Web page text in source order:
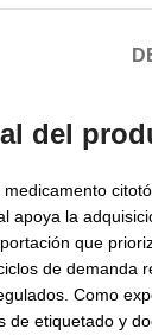
del
apoya la
que
de demanda
Como
de etiquetado y